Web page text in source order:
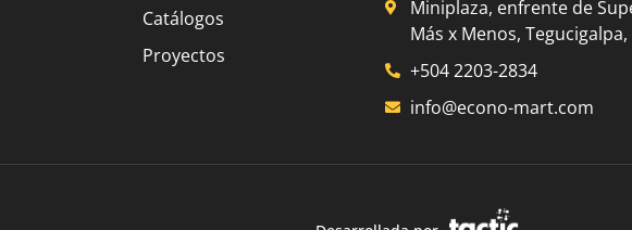
Catálogos
Proyectos
Miniplaza, enfrente de
Más x Menos,
+504 2203-2834
info@econo-mart.com